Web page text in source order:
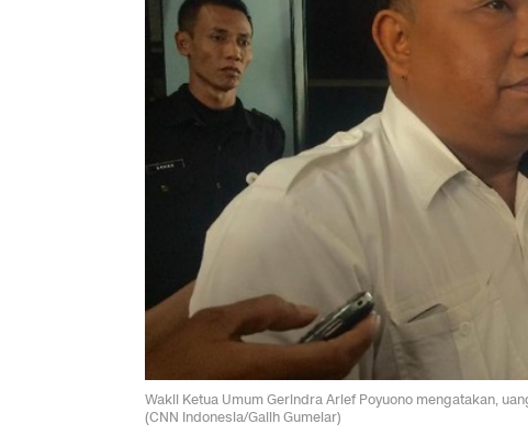
Wakil Ketua Umum Gerindra Arief Poyuono mengatakan,
(CNN Indonesia/Galih Gumelar)